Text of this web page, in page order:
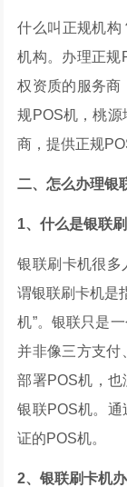
什么叫正规机构
机构。办理正规
权资质的服务商
规POS机，桃源
商，提供正规
二、怎么办理银
1、什么是银联
银联刷卡机很多
谓银联刷卡机是
机”。银联只是
并非像三方支付
部署POS机，
银联POS机。通
证的POS机。
2、银联刷卡机